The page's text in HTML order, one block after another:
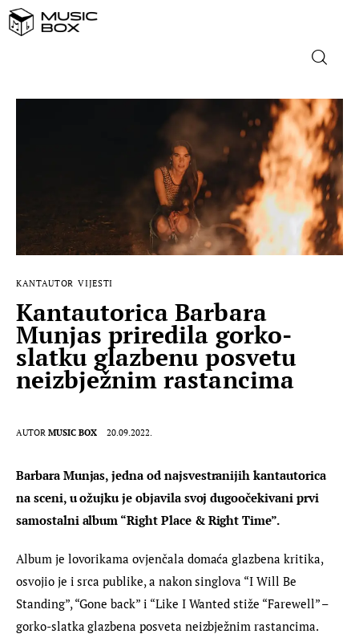
DOMAĆA GLAZBA
STRANA GLAZBA
FILM
MUSIC BOX
KANTAUTOR VIJESTI
Kantautorica Barbara
Munjas priredila gorko-
slatku glazbenu posvetu
neizbježnim rastancima
AUTOR MUSIC BOX 20.09.2022.
Barbara Munjas, jedna od najsvestranijih kantautorica
na sceni, u ožujku je objavila svoj dugoočekivani prvi
samostalni album “Right Place & Right Time”.
Album je lovorikama ovjenčala domaća glazbena kritika,
osvojio je i srca publike, a nakon singlova “I Will Be
Standing”, “Gone back” i “Like I Wanted stiže “Farewell” –
gorko-slatka glazbena posveta neizbježnim rastancima.